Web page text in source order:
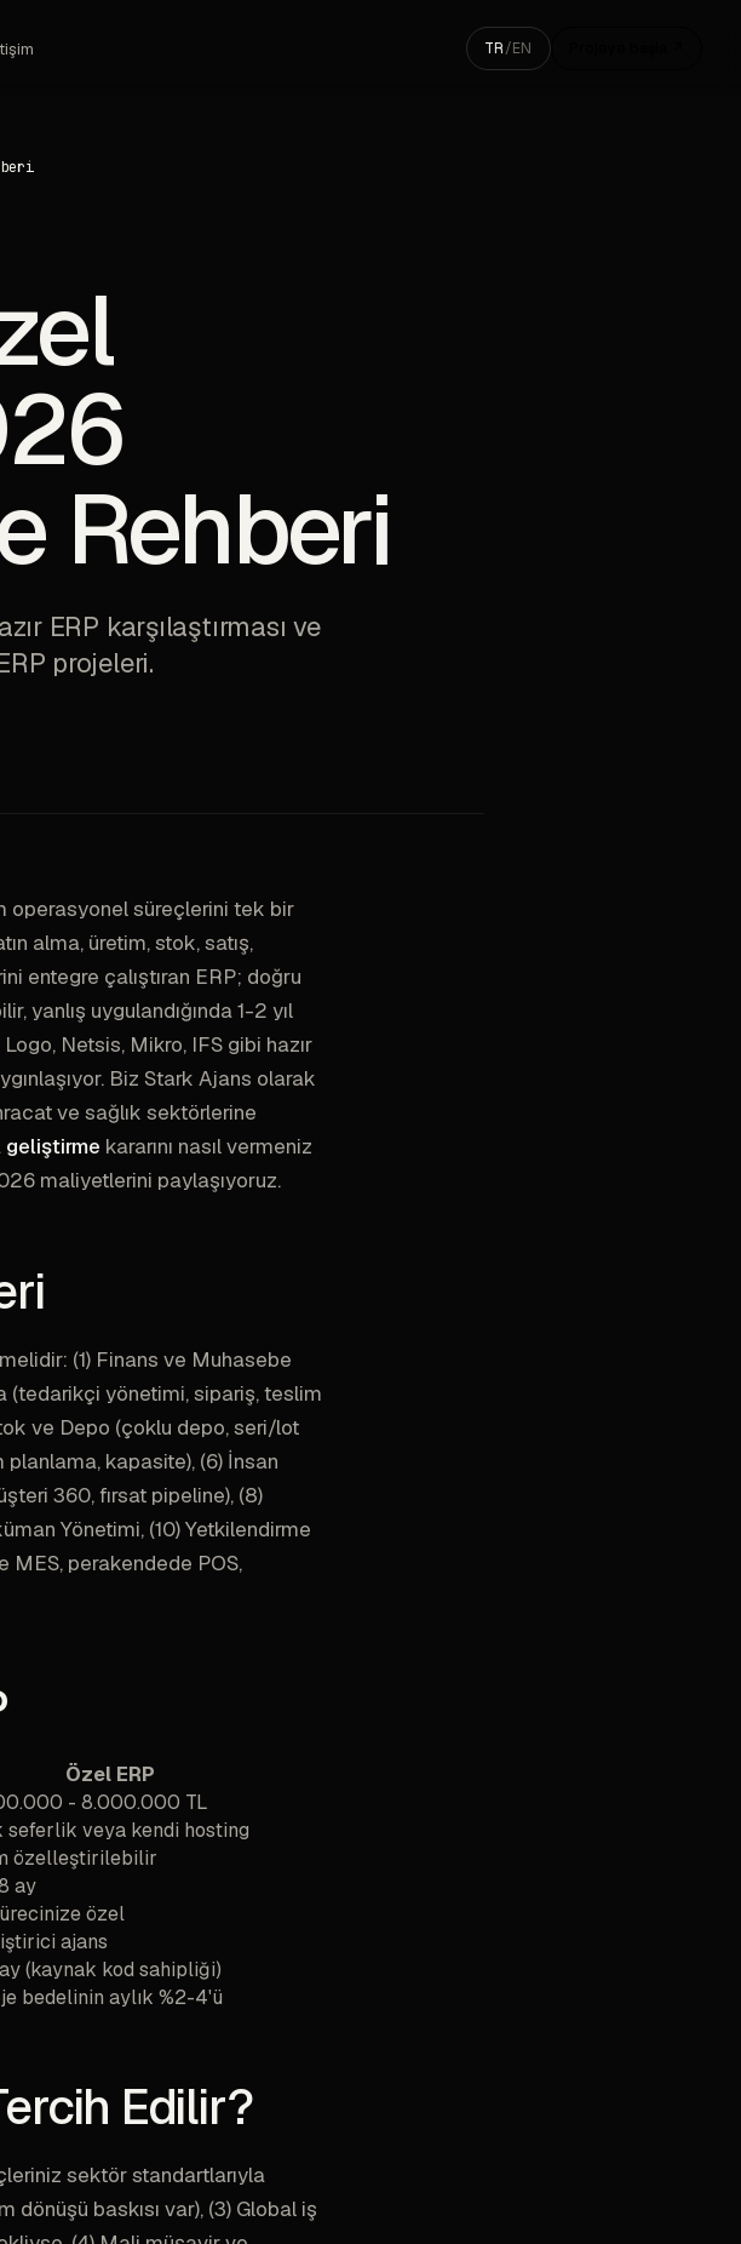
TR/EN
Rehberi
ERP karşılaştırması ve
projeleri.
operasyonel süreçlerini tek bir
alma, üretim, stok, satış,
entegre çalıştıran ERP; doğru
yanlış uygulandığında 1-2 yıl
Netsis, Mikro, IFS gibi hazır
Biz Stark Ajans olarak
ve sağlık sektörlerine
geliştirme kararını nasıl vermeniz
maliyetlerini paylaşıyoruz.
(1) Finans ve Muhasebe
(tedarikçi yönetimi, sipariş, teslim
ve Depo (çoklu depo, seri/lot
planlama, kapasite), (6) İnsan
360, fırsat pipeline), (8)
Yönetimi, (10) Yetkilendirme
MES, perakendede POS,
Özel ERP
- 8.000.000 TL
seferlik veya kendi hosting
özelleştirilebilir
ay
özel
ajans
(kaynak kod sahipliği)
bedelinin aylık %2-4'ü
Edilir?
sektör standartlarıyla
dönüşü baskısı var), (3) Global iş